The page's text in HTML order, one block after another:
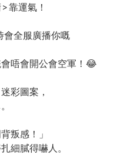
靠運氣！
會全服廣播你嘅
會唔會開公會空軍！😂
彩圖案，
叛感！」
細膩得嚇人。